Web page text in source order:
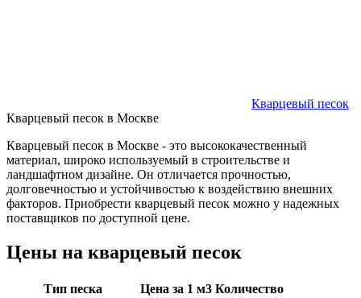
Кварцевый песок
Кварцевый песок в Москве
Кварцевый песок в Москве - это высококачественный
материал, широко используемый в строительстве и
ландшафтном дизайне. Он отличается прочностью,
долговечностью и устойчивостью к воздействию внешних
факторов. Приобрести кварцевый песок можно у надежных
поставщиков по доступной цене.
Цены на кварцевый песок
Тип песка Цена за 1 м3 Количество